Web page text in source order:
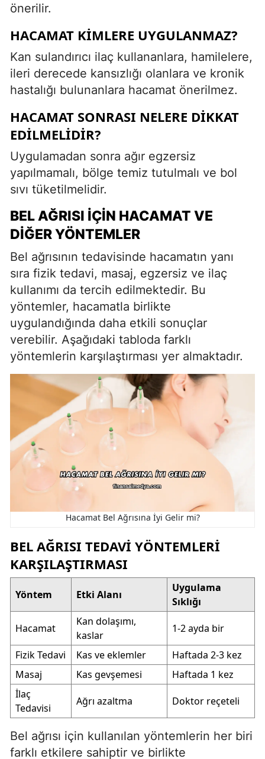
önerilir.
HACAMAT KIMLERE UYGULANMAZ?
Kan sulandırıcı ilaç kullananlara, hamilelere,
ileri derecede kansızlığı olanlara ve kronik
hastalığı bulunanlara hacamat önerilmez.
HACAMAT SONRASI NELERE DIKKAT
EDILMELIDIR?
Uygulamadan sonra ağır egzersiz
yapılmamalı, bölge temiz tutulmalı ve bol
sıvı tüketilmelidir.
BEL AĞRISI İÇIN HACAMAT VE
DIĞER YÖNTEMLER
Bel ağrısının tedavisinde hacamatın yanı
sıra fizik tedavi, masaj, egzersiz ve ilaç
kullanımı da tercih edilmektedir. Bu
yöntemler, hacamatla birlikte
uygulandığında daha etkili sonuçlar
verebilir. Aşağıdaki tabloda farklı
yöntemlerin karşılaştırması yer almaktadır.
Hacamat Bel Ağrısına İyi Gelir mi?
BEL AĞRISI TEDAVI YÖNTEMLERI
KARŞILAŞTIRMASI
Yöntem Etki Alanı
Uygulama
Sıklığı
Hacamat
Kan dolaşımı,
kaslar
1-2 ayda bir
Fizik Tedavi Kas ve eklemler
Haftada 2-3 kez
Masaj
Kas gevşemesi
Haftada 1 kez
İlaç
Tedavisi
Ağrı azaltma Doktor reçeteli
Bel ağrısı için kullanılan yöntemlerin her biri
farklı etkilere sahiptir ve birlikte